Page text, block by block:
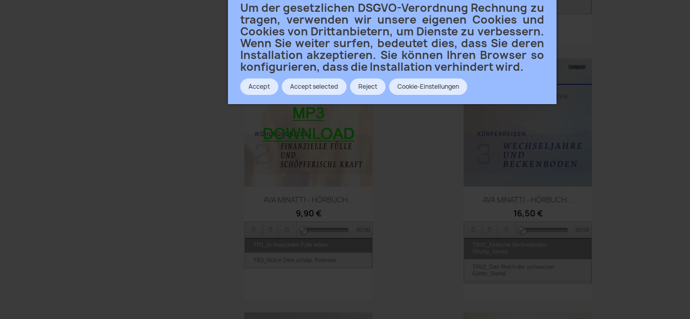
Um der gesetzlichen DSGVO-Verordnung Rechnung zu
tragen, verwenden wir unsere eigenen Cookies und
Cookies von Drittanbietern, um Dienste zu verbessern.
Wenn Sie weiter surfen, bedeutet dies, dass Sie deren
Installation akzeptieren. Sie können Ihren Browser so
konfigurieren, dass die Installation verhindert wird.
Accept Accept selected Reject Cookie-Einstellungen
TR2_Glückliche Gelenke TR2_Nütze Dein schöp. Potential
Vorschau
AVA MINATTI - HÖRBUCH...
9,90 €
TR1_In finanzieller Fülle leben
TR2_Nütze Dein schöp. Potential
00:00
Vorschau
AVA MINATTI - HÖRBUCH...
16,50 €
TR01_Einfache Beckenboden-
TR02_Das Reich der schwarzen
Göttin_Sampl
00:00